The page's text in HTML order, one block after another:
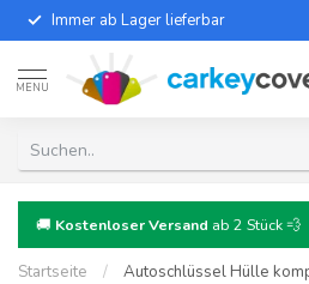
Immer ab Lager lieferbar
MENU
🚚 Kostenloser Versand ab 2 Stück 💨
Startseite /
Autoschlüssel Hülle